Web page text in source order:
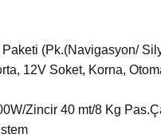
Paketi (Pk.(Navigasyon/
12V Soket, Korna,
Zincir 40 mt/8 Kg